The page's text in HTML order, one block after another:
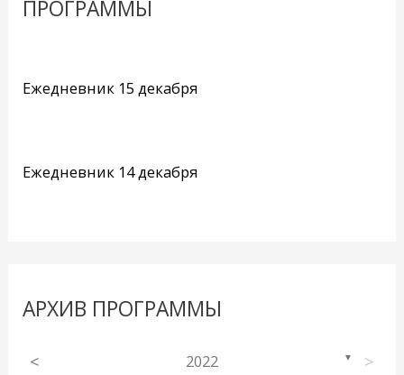
ПРОГРАММЫ
Ежедневник 15 декабря
Ежедневник 14 декабря
АРХИВ ПРОГРАММЫ
< 2022 ▼ >